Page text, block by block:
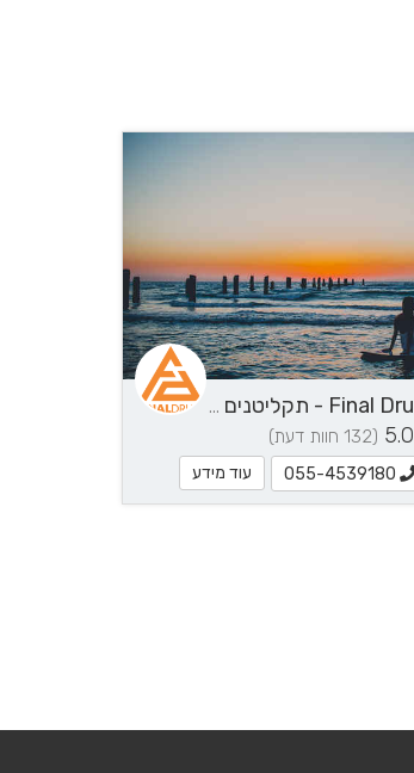
פיינל דראם - Final Drum - תקליטנים - DJ, נגן / הרכב מוזיקלי, שירותי מוזיקה
5.0 (132 חוות דעת)
055-4539180 עוד מידע